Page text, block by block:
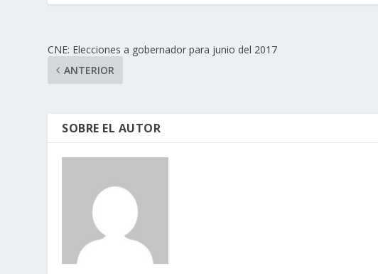
CNE: Elecciones a gobernador para junio del 2017
ANTERIOR
SOBRE EL AUTOR